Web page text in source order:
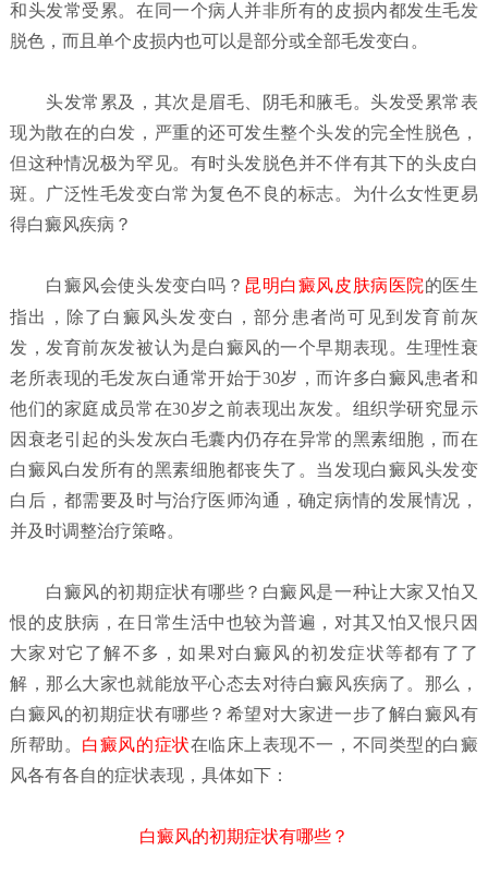
和头发常受累。在同一个病人并非所有的皮损内都发生毛发
脱色，而且单个皮损内也可以是部分或全部毛发变白。
头发常累及，其次是眉毛、阴毛和腋毛。头发受累常表
现为散在的白发，严重的还可发生整个头发的完全性脱色，
但这种情况极为罕见。有时头发脱色并不伴有其下的头皮白
斑。广泛性毛发变白常为复色不良的标志。为什么女性更易
得白癜风疾病？
白癜风会使头发变白吗？ 昆明白癜风皮肤病医院的医生
指出，除了白癜风头发变白，部分患者尚可见到发育前灰
发，发育前灰发被认为是白癜风的一个早期表现。生理性衰
老所表现的毛发灰白通常开始于30岁，而许多白癜风患者和
他们的家庭成员常在30岁之前表现出灰发。组织学研究显示
因衰老引起的头发灰白毛囊内仍存在异常的黑素细胞，而在
白癜风白发所有的黑素细胞都丧失了。当发现白癜风头发变
白后，都需要及时与治疗医师沟通，确定病情的发展情况，
并及时调整治疗策略。
白癜风的初期症状有哪些？ 白癜风是一种让大家又怕又
恨的皮肤病，在日常生活中也较为普遍，对其又怕又恨只因
大家对它了解不多，如果对白癜风的初发症状等都有了了
解，那么大家也就能放平心态去对待白癜风疾病了。那么，
白癜风的初期症状有哪些？希望对大家进一步了解白癜风有
所帮助。 白癜风的症状在临床上表现不一，不同类型的白癜
风各有各自的症状表现，具体如下：
白癜风的初期症状有哪些？